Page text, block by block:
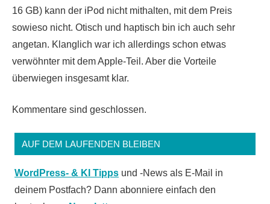
16 GB) kann der iPod nicht mithalten, mit dem Preis
sowieso nicht. Otisch und haptisch bin ich auch sehr
angetan. Klanglich war ich allerdings schon etwas
verwöhnter mit dem Apple-Teil. Aber die Vorteile
überwiegen insgesamt klar.
Kommentare sind geschlossen.
AUF DEM LAUFENDEN BLEIBEN
WordPress- & KI Tipps und -News als E-Mail in
deinem Postfach? Dann abonniere einfach den